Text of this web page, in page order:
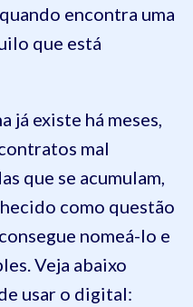
encontra uma
que está
já existe há meses,
mal
que se acumulam,
como questão
nomeá-lo e
Veja abaixo
usar o digital: